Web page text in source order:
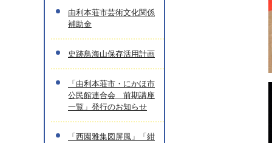
由利本荘市芸術文化関係
補助金
史跡鳥海山保存活用計画
「由利本荘市・にかほ市
公民館連合会 前期講座
一覧」発行のお知らせ
「西園雅集図屏風」「紺